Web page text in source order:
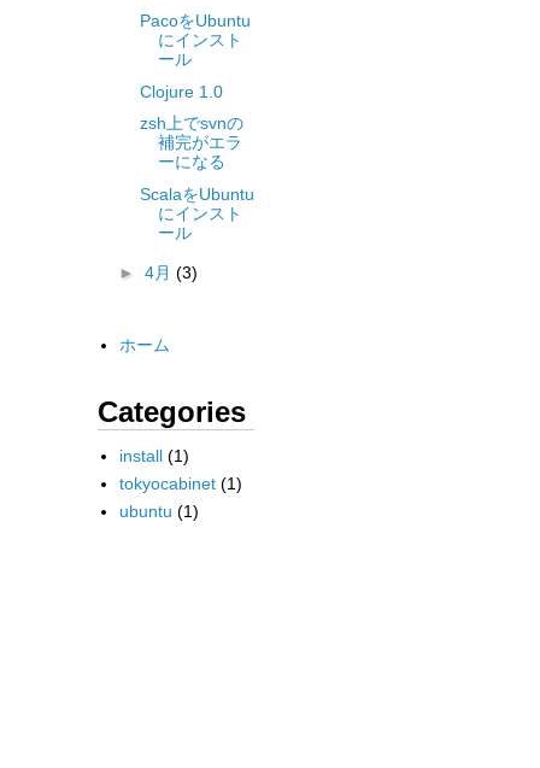
PacoをUbuntu
にインスト
ール
Clojure 1.0
zsh上でsvnの
補完がエラ
ーになる
ScalaをUbuntu
にインスト
ール
► 4月 (3)
ホーム
Categories
install (1)
tokyocabinet (1)
ubuntu (1)